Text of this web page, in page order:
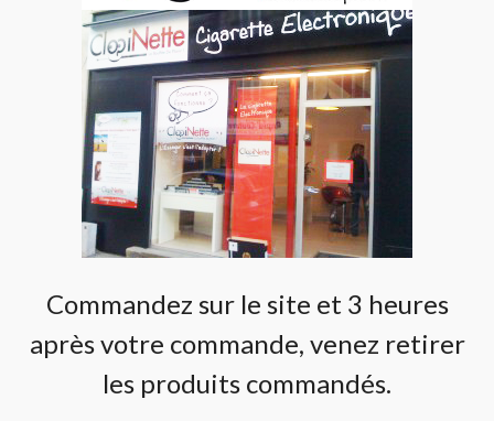
Commandez sur le site et 3 heures
après votre commande, venez retirer
les produits commandés.